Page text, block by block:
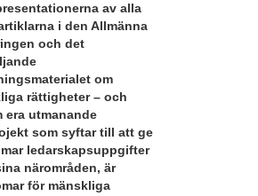
av alla
i den Allmänna
och det
om
rättigheter – och
era utmanande
som syftar till att ge
ledarskapsuppgifter
närområden, är
för mänskliga